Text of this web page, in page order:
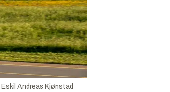
Eskil Andreas Kjønstad